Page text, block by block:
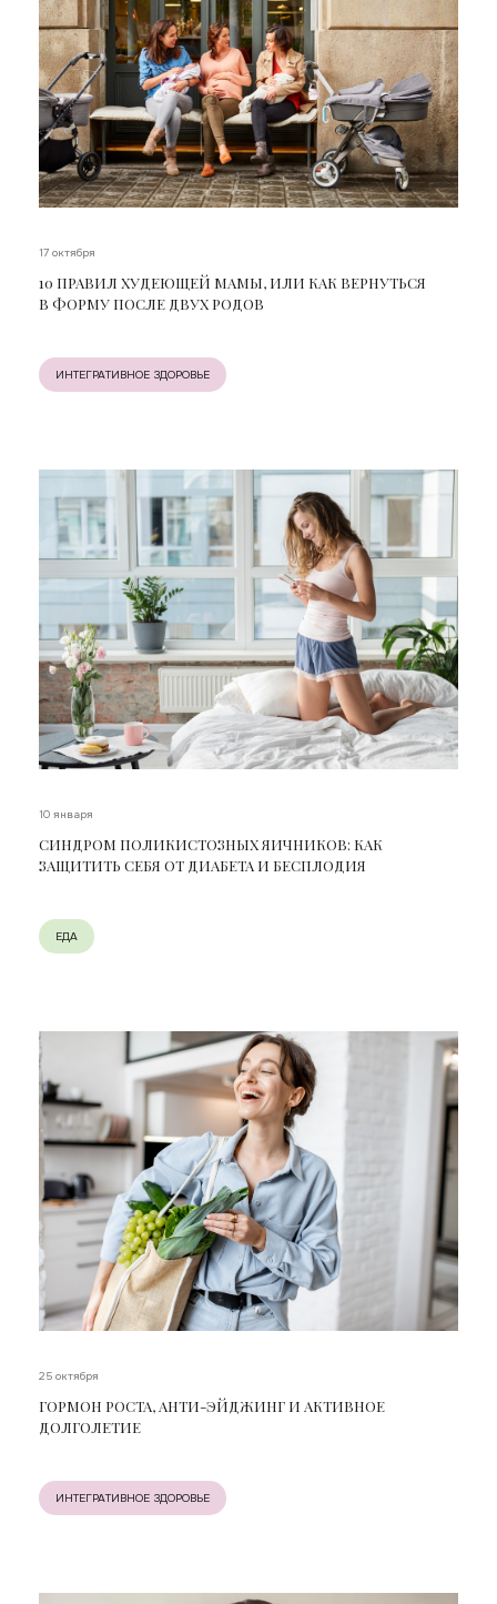
17 октября
10 ПРАВИЛ ХУДЕЮЩЕЙ МАМЫ, ИЛИ КАК ВЕРНУТЬСЯ
В ФОРМУ ПОСЛЕ ДВУХ РОДОВ
ИНТЕГРАТИВНОЕ ЗДОРОВЬЕ
10 января
СИНДРОМ ПОЛИКИСТОЗНЫХ ЯИЧНИКОВ: КАК
ЗАЩИТИТЬ СЕБЯ ОТ ДИАБЕТА И БЕСПЛОДИЯ
ЕДА
25 октября
ГОРМОН РОСТА, АНТИ-ЭЙДЖИНГ И АКТИВНОЕ
ДОЛГОЛЕТИЕ
ИНТЕГРАТИВНОЕ ЗДОРОВЬЕ